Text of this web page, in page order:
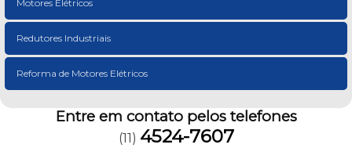
Motores Elétricos
Redutores Industriais
Reforma de Motores Elétricos
Entre em contato pelos telefones
(11) 4524-7607